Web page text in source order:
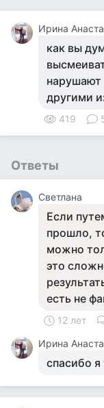
Ирина
как вы
нарушают
другими
419
Ответы
Светлана
Если
прошло,
можно
это
есть не
12 лет
Ирина
спасибо